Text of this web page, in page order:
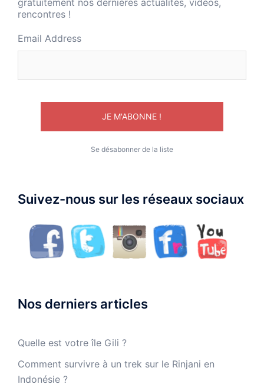
rencontres !
Email Address
Se désabonner de la liste
Suivez-nous sur les réseaux sociaux
Nos derniers articles
Quelle est votre île Gili ?
Comment survivre à un trek sur le Rinjani en
Indonésie ?